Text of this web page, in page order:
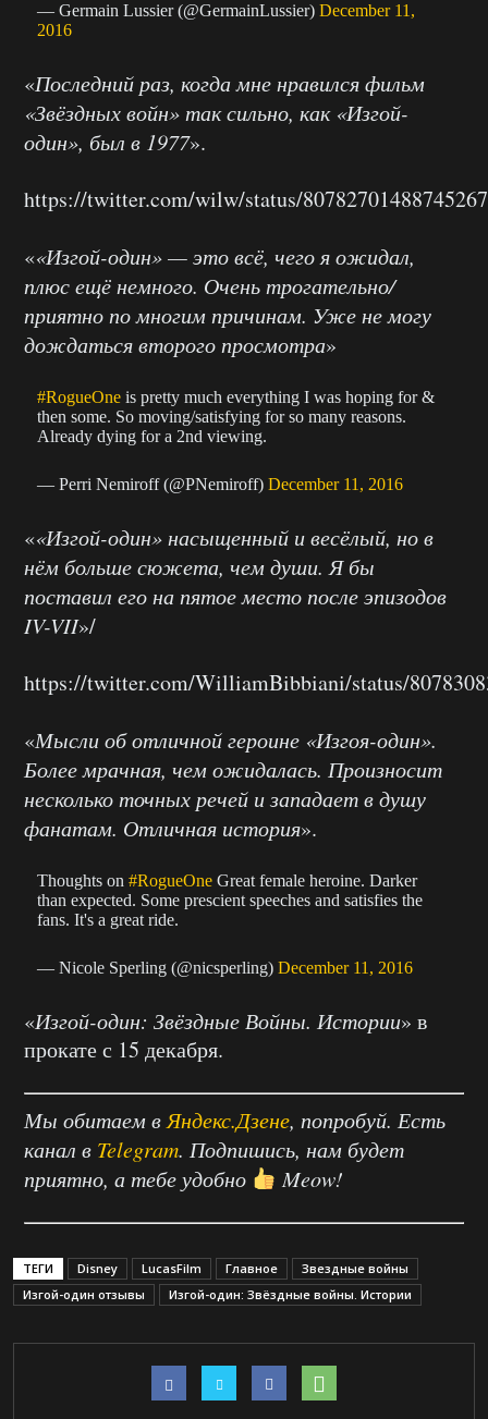
— Germain Lussier (@GermainLussier)December 11,
2016
«Последний раз, когда мне нравился фильм
«Звёздных войн» так сильно, как «Изгой-
один», был в 1977».
https://twitter.com/wilw/status/
««Изгой-один» — это всё, чего я ожидал,
плюс ещё немного. Очень трогательно/
приятно по многим причинам. Уже не могу
дождаться второго просмотра»
#RogueOne is pretty much everything I was hoping for &
then some. So moving/satisfying for so many reasons.
Already dying for a 2nd viewing.
— Perri Nemiroff (@PNemiroff)December 11, 2016
««Изгой-один» насыщенный и весёлый, но в
нём больше сюжета, чем души. Я бы
поставил его на пятое место после эпизодов
IV-VII»/
https://twitter.com/WilliamBibbiani/status/
«Мысли об отличной героине «Изгоя-один».
Более мрачная, чем ожидалась. Произносит
несколько точных речей и западает в душу
фанатам. Отличная история».
Thoughts on#RogueOne Great female heroine. Darker
than expected. Some prescient speeches and satisfies the
fans. It's a great ride.
— Nicole Sperling (@nicsperling)December 11, 2016
«Изгой-один: Звёздные Войны. Истории» в
прокате с 15 декабря.
Мы обитаем в Яндекс.Дзене, попробуй. Есть
канал в Telegram. Подпишись, нам будет
приятно, а тебе удобно
Meow!
ТЕГИ Disney LucasFilm Главное
Звездные войны
Изгой-один отзывы
Изгой-один: Звёздные войны. Истории